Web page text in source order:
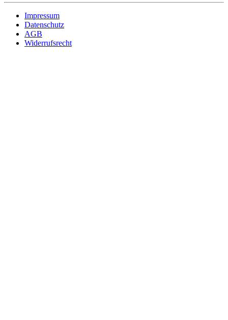
Impressum
Datenschutz
AGB
Widerrufsrecht